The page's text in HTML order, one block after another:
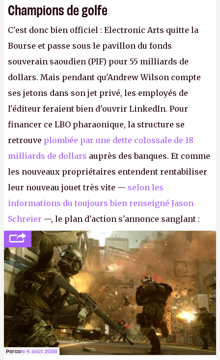
Champions de golfe
C'est donc bien officiel : Electronic Arts quitte la
Bourse et passe sous le pavillon du fonds
souverain saoudien (PIF) pour 55 milliards de
dollars. Mais pendant qu'Andrew Wilson compte
ses jetons dans son jet privé, les employés de
l'éditeur feraient bien d'ouvrir LinkedIn. Pour
financer ce LBO pharaonique, la structure se
retrouve plombée par une dette colossale de 18
milliards de dollars auprès des banques. Et comme
les nouveaux propriétaires entendent rentabiliser
leur nouveau jouet très vite — selon les
informations du toujours bien renseigné Jason
Schreier —, le plan d'action s'annonce sanglant :
réductions de coûts drastiques, fermetures de
studios et licenciements massifs. En gros, essorer
FCetBattlefield, puis virer le reste.P.
Percole 4 août 2026